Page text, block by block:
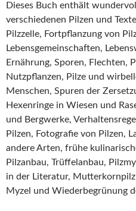
Dieses Buch enthält
verschiedenen Pilzen und
Pilzzelle, Fortpflanzung von
Lebensgemeinschaften,
Ernährung, Sporen, Flechten,
Nutzpflanzen, Pilze und
Menschen, Spuren der
Hexenringe in Wiesen und
und Bergwerke,
Pilzen, Fotografie von Pilzen,
andere Arten, frühe
Pilzanbau, Trüffelanbau,
in der Literatur, Mutterkornpilz
Myzel und Wiederbegrünung